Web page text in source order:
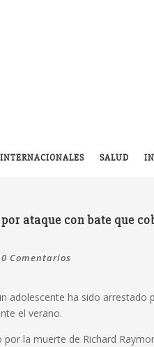
INTERNACIONALES SALUD
ataque con bate que
0 Comentarios
adolescente ha sido arrestado
el verano.
la muerte de Richard